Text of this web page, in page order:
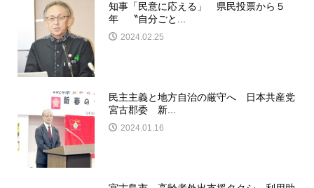
知事「民意に応える」 県民投票から５
年 〝自分ごと...
2024.02.25
民主主義と地方自治の厳守へ 日本共産党
宮古郡委 新...
2024.01.16